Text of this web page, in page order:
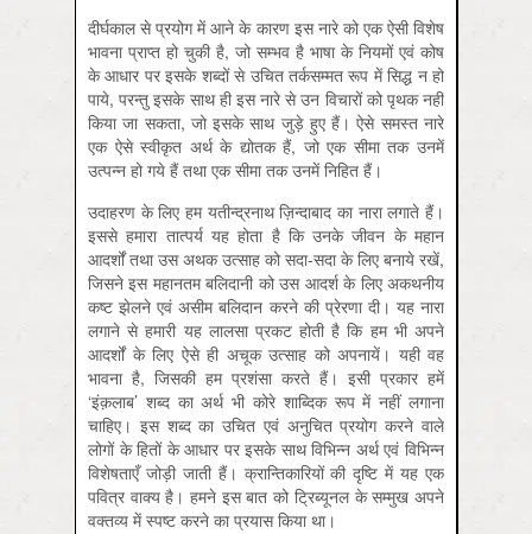
दीर्घकाल से प्रयोग में आने के कारण इस नारे को एक ऐसी विशेष
भावना प्राप्त हो चुकी है, जो सम्भव है भाषा के नियमों एवं कोष
के आधार पर इसके शब्दों से उचित तर्कसम्मत रूप में सिद्ध न हो
पाये, परन्तु इसके साथ ही इस नारे से उन विचारों को पृथक नहीं
किया जा सकता, जो इसके साथ जुड़े हुए हैं। ऐसे समस्त नारे
एक ऐसे स्वीकृत अर्थ के द्योतक हैं, जो एक सीमा तक उनमें
उत्पन्न हो गये हैं तथा एक सीमा तक उनमें निहित हैं।
उदाहरण के लिए हम यतीन्द्रनाथ ज़िन्दाबाद का नारा लगाते हैं।
इससे हमारा तात्पर्य यह होता है कि उनके जीवन के महान
आदर्शों तथा उस अथक उत्साह को सदा-सदा के लिए बनाये रखें,
जिसने इस महानतम बलिदानी को उस आदर्श के लिए अकथनीय
कष्ट झेलने एवं असीम बलिदान करने की प्रेरणा दी। यह नारा
लगाने से हमारी यह लालसा प्रकट होती है कि हम भी अपने
आदर्शों के लिए ऐसे ही अचूक उत्साह को अपनायें। यही वह
भावना है, जिसकी हम प्रशंसा करते हैं। इसी प्रकार हमें
‘इंक़लाब’ शब्द का अर्थ भी कोरे शाब्दिक रूप में नहीं लगाना
चाहिए। इस शब्द का उचित एवं अनुचित प्रयोग करने वाले
लोगों के हितों के आधार पर इसके साथ विभिन्न अर्थ एवं विभिन्न
विशेषताएँ जोड़ी जाती हैं। क्रान्तिकारियों की दृष्टि में यह एक
पवित्र वाक्य है। हमने इस बात को ट्रिब्यूनल के सम्मुख अपने
वक्तव्य में स्पष्ट करने का प्रयास किया था।